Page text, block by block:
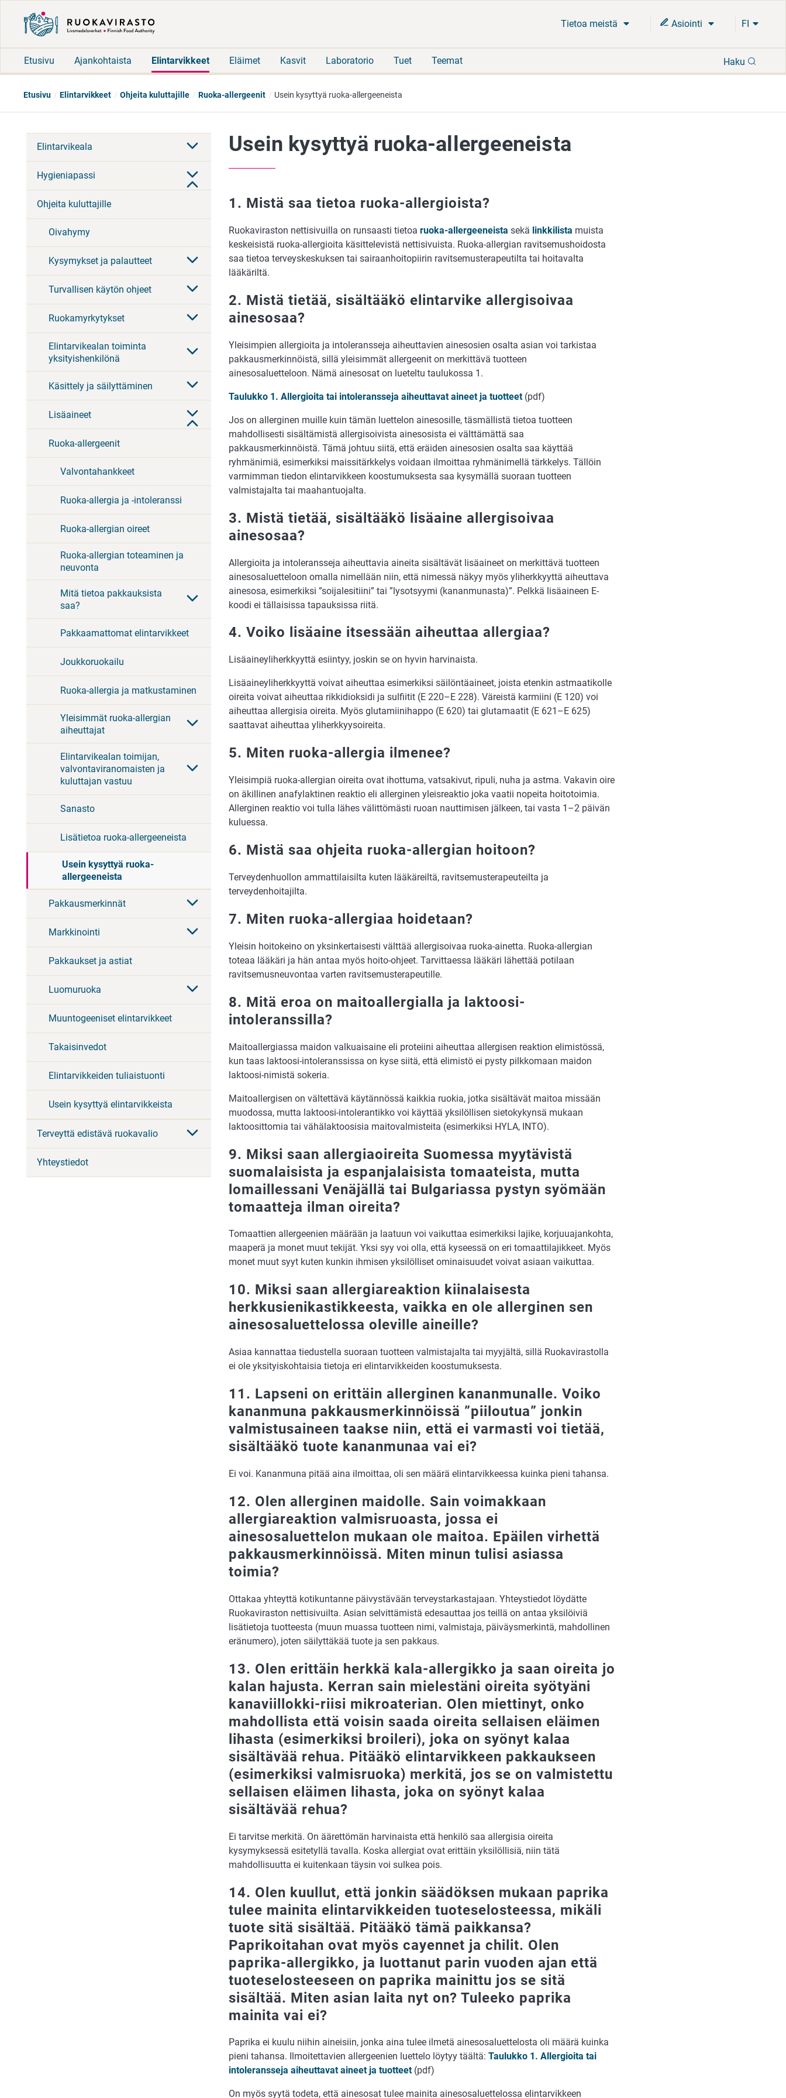
Tietoa meistä Asiointi FI
Etusivu Ajankohtaista Elintarvikkeet Eläimet Kasvit Laboratorio Tuet Teemat Haku
Etusivu Elintarvikkeet Ohjeita kuluttajille Ruoka-allergeenit Usein kysyttyä ruoka-allergeeneista
Elintarvikeala
Hygieniapassi
Ohjeita kuluttajille
Oivahymy
Kysymykset ja palautteet
Turvallisen käytön ohjeet
Ruokamyrkytykset
Elintarvikealan toiminta
yksityishenkilönä
Käsittely ja säilyttäminen
Lisäaineet
Ruoka-allergeenit
Valvontahankkeet
Ruoka-allergia ja -intoleranssi
Ruoka-allergian oireet
Ruoka-allergian toteaminen ja
neuvonta
Mitä tietoa pakkauksista
saa?
Pakkaamattomat elintarvikkeet
Joukkoruokailu
Ruoka-allergia ja matkustaminen
Yleisimmät ruoka-allergian
aiheuttajat
Elintarvikealan toimijan,
valvontaviranomaisten ja
kuluttajan vastuu
Sanasto
Lisätietoa ruoka-allergeeneista
Usein kysyttyä ruoka-
allergeeneista
Pakkausmerkinnät
Markkinointi
Pakkaukset ja astiat
Luomuruoka
Muuntogeeniset elintarvikkeet
Takaisinvedot
Elintarvikkeiden tuliaistuonti
Usein kysyttyä elintarvikkeista
Terveyttä edistävä ruokavalio
Yhteystiedot
Usein kysyttyä ruoka-allergeeneista
1. Mistä saa tietoa ruoka-allergioista?
Ruokaviraston nettisivuilla on runsaasti tietoa ruoka-allergeeneista sekä linkkilista muista
keskeisistä ruoka-allergioita käsittelevistä nettisivuista. Ruoka-allergian ravitsemushoidosta
saa tietoa terveyskeskuksen tai sairaanhoitopiirin ravitsemusterapeutilta tai hoitavalta
lääkäriltä.
2. Mistä tietää, sisältääkö elintarvike allergisoivaa
ainesosaa?
Yleisimpien allergioita ja intoleransseja aiheuttavien ainesosien osalta asian voi tarkistaa
pakkausmerkinnöistä, sillä yleisimmät allergeenit on merkittävä tuotteen
ainesosaluetteloon. Nämä ainesosat on lueteltu taulukossa 1.
Taulukko 1. Allergioita tai intoleransseja aiheuttavat aineet ja tuotteet(pdf)
Jos on allerginen muille kuin tämän luettelon ainesosille, täsmällistä tietoa tuotteen
mahdollisesti sisältämistä allergisoivista ainesosista ei välttämättä saa
pakkausmerkinnöistä. Tämä johtuu siitä, että eräiden ainesosien osalta saa käyttää
ryhmänimiä, esimerkiksi maissitärkkelys voidaan ilmoittaa ryhmänimellä tärkkelys. Tällöin
varmimman tiedon elintarvikkeen koostumuksesta saa kysymällä suoraan tuotteen
valmistajalta tai maahantuojalta.
3. Mistä tietää, sisältääkö lisäaine allergisoivaa
ainesosaa?
Allergioita ja intoleransseja aiheuttavia aineita sisältävät lisäaineet on merkittävä tuotteen
ainesosaluetteloon omalla nimellään niin, että nimessä näkyy myös yliherkkyyttä aiheuttava
ainesosa, esimerkiksi ”soijalesitiini” tai ”lysotsyymi (kananmunasta)”. Pelkkä lisäaineen E-
koodi ei tällaisissa tapauksissa riitä.
4. Voiko lisäaine itsessään aiheuttaa allergiaa?
Lisäaineyliherkkyyttä esiintyy, joskin se on hyvin harvinaista.
Lisäaineyliherkkyyttä voivat aiheuttaa esimerkiksi säilöntäaineet, joista etenkin astmaatikolle
oireita voivat aiheuttaa rikkidioksidi ja sulfiitit (E 220–E 228). Väreistä karmiini (E 120) voi
aiheuttaa allergisia oireita. Myös glutamiinihappo (E 620) tai glutamaatit (E 621–E 625)
saattavat aiheuttaa yliherkkyysoireita.
5. Miten ruoka-allergia ilmenee?
Yleisimpiä ruoka-allergian oireita ovat ihottuma, vatsakivut, ripuli, nuha ja astma. Vakavin oire
on äkillinen anafylaktinen reaktio eli allerginen yleisreaktio joka vaatii nopeita hoitotoimia.
Allerginen reaktio voi tulla lähes välittömästi ruoan nauttimisen jälkeen, tai vasta 1–2 päivän
kuluessa.
6. Mistä saa ohjeita ruoka-allergian hoitoon?
Terveydenhuollon ammattilaisilta kuten lääkäreiltä, ravitsemusterapeuteilta ja
terveydenhoitajilta.
7. Miten ruoka-allergiaa hoidetaan?
Yleisin hoitokeino on yksinkertaisesti välttää allergisoivaa ruoka-ainetta. Ruoka-allergian
toteaa lääkäri ja hän antaa myös hoito-ohjeet. Tarvittaessa lääkäri lähettää potilaan
ravitsemusneuvontaa varten ravitsemusterapeutille.
8. Mitä eroa on maitoallergialla ja laktoosi-
intoleranssilla?
Maitoallergiassa maidon valkuaisaine eli proteiini aiheuttaa allergisen reaktion elimistössä,
kun taas laktoosi-intoleranssissa on kyse siitä, että elimistö ei pysty pilkkomaan maidon
laktoosi-nimistä sokeria.
Maitoallergisen on vältettävä käytännössä kaikkia ruokia, jotka sisältävät maitoa missään
muodossa, mutta laktoosi-intolerantikko voi käyttää yksilöllisen sietokykynsä mukaan
laktoosittomia tai vähälaktoosisia maitovalmisteita (esimerkiksi HYLA, INTO).
9. Miksi saan allergiaoireita Suomessa myytävistä
suomalaisista ja espanjalaisista tomaateista, mutta
lomaillessani Venäjällä tai Bulgariassa pystyn syömään
tomaatteja ilman oireita?
Tomaattien allergeenien määrään ja laatuun voi vaikuttaa esimerkiksi lajike, korjuuajankohta,
maaperä ja monet muut tekijät. Yksi syy voi olla, että kyseessä on eri tomaattilajikkeet. Myös
monet muut syyt kuten kunkin ihmisen yksilölliset ominaisuudet voivat asiaan vaikuttaa.
10. Miksi saan allergiareaktion kiinalaisesta
herkkusienikastikkeesta, vaikka en ole allerginen sen
ainesosaluettelossa oleville aineille?
Asiaa kannattaa tiedustella suoraan tuotteen valmistajalta tai myyjältä, sillä Ruokavirastolla
ei ole yksityiskohtaisia tietoja eri elintarvikkeiden koostumuksesta.
11. Lapseni on erittäin allerginen kananmunalle. Voiko
kananmuna pakkausmerkinnöissä ”piiloutua” jonkin
valmistusaineen taakse niin, että ei varmasti voi tietää,
sisältääkö tuote kananmunaa vai ei?
Ei voi. Kananmuna pitää aina ilmoittaa, oli sen määrä elintarvikkeessa kuinka pieni tahansa.
12. Olen allerginen maidolle. Sain voimakkaan
allergiareaktion valmisruoasta, jossa ei
ainesosaluettelon mukaan ole maitoa. Epäilen virhettä
pakkausmerkinnöissä. Miten minun tulisi asiassa
toimia?
Ottakaa yhteyttä kotikuntanne päivystävään terveystarkastajaan. Yhteystiedot löydätte
Ruokaviraston nettisivuilta. Asian selvittämistä edesauttaa jos teillä on antaa yksilöiviä
lisätietoja tuotteesta (muun muassa tuotteen nimi, valmistaja, päiväysmerkintä, mahdollinen
eränumero), joten säilyttäkää tuote ja sen pakkaus.
13. Olen erittäin herkkä kala-allergikko ja saan oireita jo
kalan hajusta. Kerran sain mielestäni oireita syötyäni
kanaviillokki-riisi mikroaterian. Olen miettinyt, onko
mahdollista että voisin saada oireita sellaisen eläimen
lihasta (esimerkiksi broileri), joka on syönyt kalaa
sisältävää rehua. Pitääkö elintarvikkeen pakkaukseen
(esimerkiksi valmisruoka) merkitä, jos se on valmistettu
sellaisen eläimen lihasta, joka on syönyt kalaa
sisältävää rehua?
Ei tarvitse merkitä. On äärettömän harvinaista että henkilö saa allergisia oireita
kysymyksessä esitetyllä tavalla. Koska allergiat ovat erittäin yksilöllisiä, niin tätä
mahdollisuutta ei kuitenkaan täysin voi sulkea pois.
14. Olen kuullut, että jonkin säädöksen mukaan paprika
tulee mainita elintarvikkeiden tuoteselosteessa, mikäli
tuote sitä sisältää. Pitääkö tämä paikkansa?
Paprikoitahan ovat myös cayennet ja chilit. Olen
paprika-allergikko, ja luottanut parin vuoden ajan että
tuoteselosteeseen on paprika mainittu jos se sitä
sisältää. Miten asian laita nyt on? Tuleeko paprika
mainita vai ei?
Paprika ei kuulu niihin aineisiin, jonka aina tulee ilmetä ainesosaluettelosta oli määrä kuinka
pieni tahansa. Ilmoitettavien allergeenien luettelo löytyy täältä: Taulukko 1. Allergioita tai
intoleransseja aiheuttavat aineet ja tuotteet(pdf)
On myös syytä todeta, että ainesosat tulee mainita ainesosaluettelossa elintarvikkeen